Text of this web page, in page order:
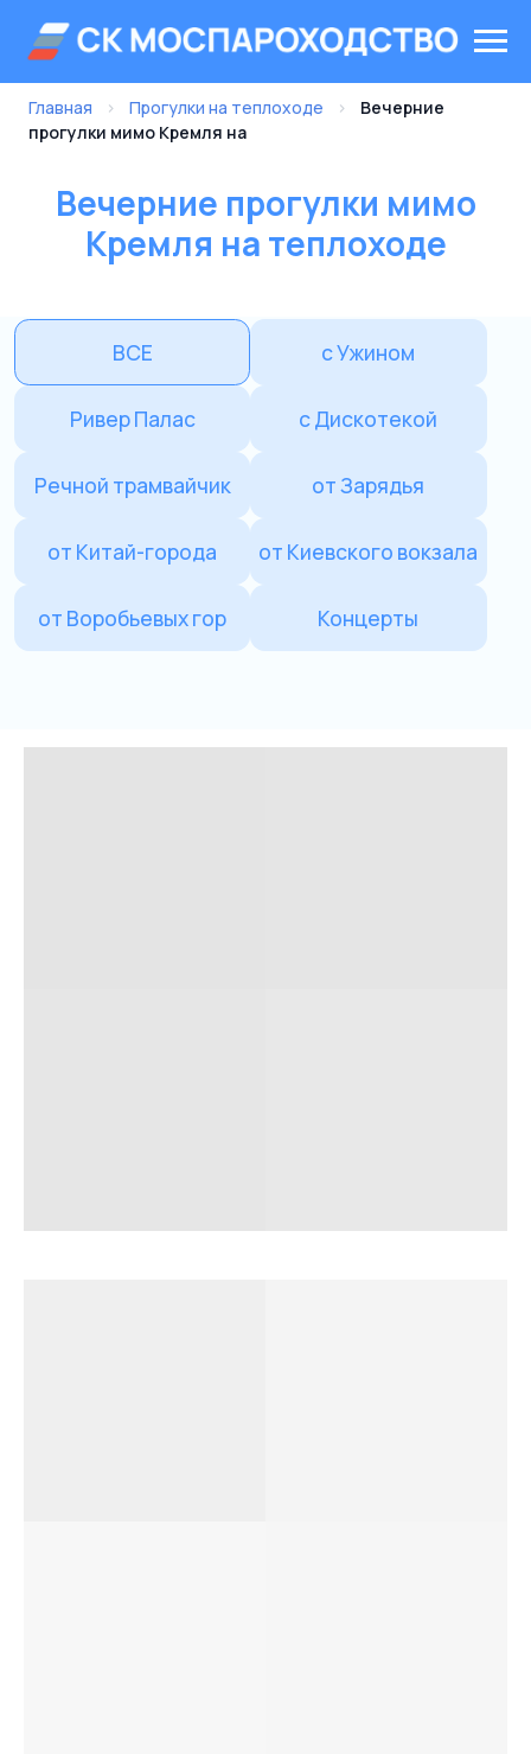
Главная › Прогулки на теплоходе ›
Вечерние
прогулки мимо Кремля на
Вечерние прогулки мимо
Кремля на теплоходе
с Дискотекой
Речной трамвайчик от Зарядья
от Киевского вокзала
от Воробьевых гор Концерты